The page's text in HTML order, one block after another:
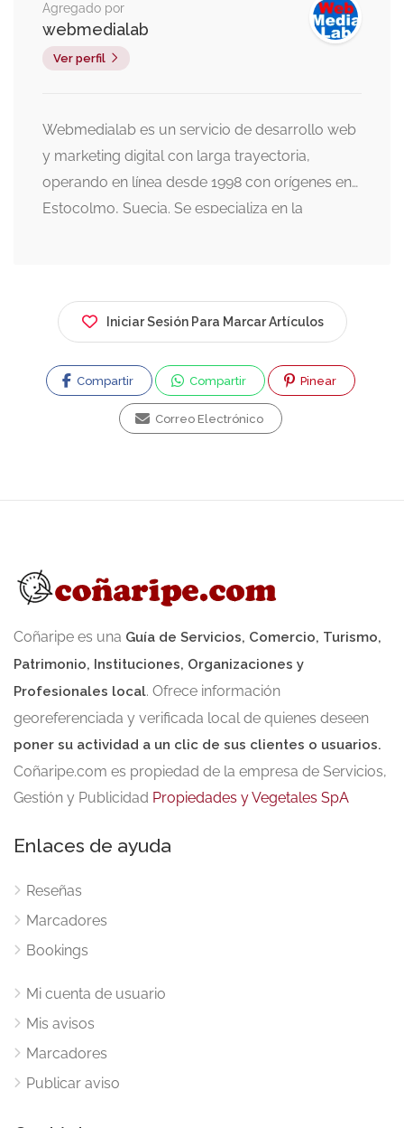
Agregado por
webmedialab
Ver perfil
Webmedialab es un servicio de desarrollo web
y marketing digital con larga trayectoria,
operando en línea desde 1998 con orígenes en
Estocolmo, Suecia. Se especializa en la
fenómeno WWW, destacando por crear el
primer periódico digital de Chile y una editorial
digital chileno-alemana, además de salas de
conversación virtuales previas a Facebook.
Servicios Principales: Ofrece desarrollo web,
año, 7 días a la semana.
Iniciar Sesión Para Marcar Artículos
Compartir Compartir Pinear
Correo Electrónico
Coñaripe es una Guía de Servicios, Comercio, Turismo,
Patrimonio, Instituciones, Organizaciones y
Profesionales local. Ofrece información
georeferenciada y verificada local de quienes deseen
poner su actividad a un clic de sus clientes o usuarios.
Coñaripe.com es propiedad de la empresa de Servicios,
Gestión y Publicidad Propiedades y Vegetales SpA
Enlaces de ayuda
Reseñas
Marcadores
Bookings
Mi cuenta de usuario
Mis avisos
Marcadores
Publicar aviso